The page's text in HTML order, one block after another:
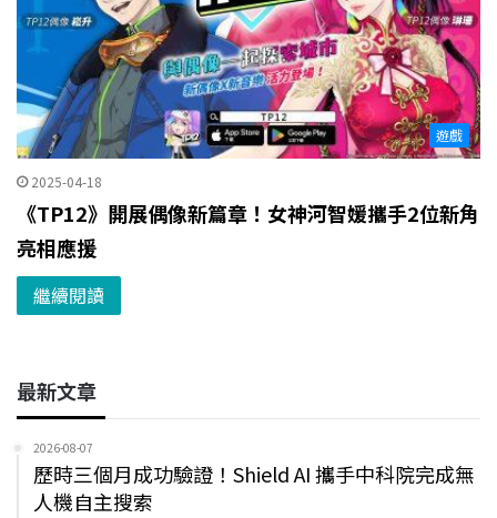
遊戲
2025-04-18
《TP12》開展偶像新篇章！女神河智媛攜手2位新角
亮相應援
繼續閱讀
最新文章
2026-08-07
歷時三個月成功驗證！Shield AI 攜手中科院完成無
人機自主搜索